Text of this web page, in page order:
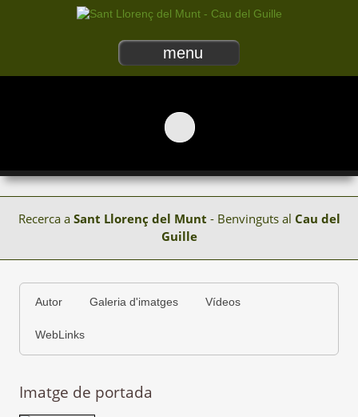
menu
Recerca a Sant Llorenç del Munt - Benvinguts al Cau del
Guille
Autor Galeria d'imatges Vídeos
WebLinks
Imatge de portada